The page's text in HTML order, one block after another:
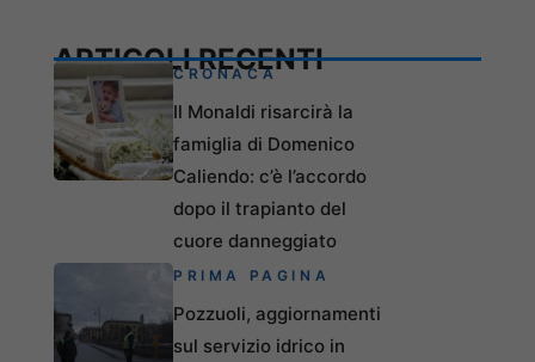
ARTICOLI RECENTI
CRONACA
Il Monaldi risarcirà la
famiglia di Domenico
Caliendo: c’è l’accordo
dopo il trapianto del
cuore danneggiato
PRIMA PAGINA
Pozzuoli, aggiornamenti
sul servizio idrico in